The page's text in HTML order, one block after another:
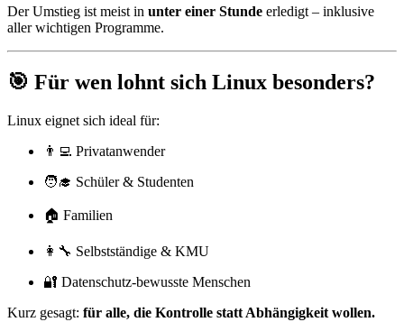
Der Umstieg ist meist in unter einer Stunde erledigt – inklusive
aller wichtigen Programme.
🎯 Für wen lohnt sich Linux besonders?
Linux eignet sich ideal für:
👨‍💻 Privatanwender
🧑‍🎓 Schüler & Studenten
🏠 Familien
👩‍🔧 Selbstständige & KMU
🔐 Datenschutz-bewusste Menschen
Kurz gesagt: für alle, die Kontrolle statt Abhängigkeit wollen.